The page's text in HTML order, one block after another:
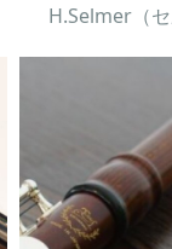
H.Selmer（セ